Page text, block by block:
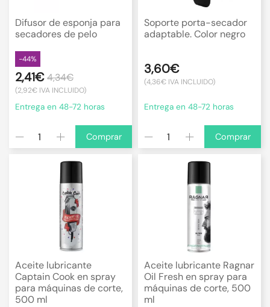
Difusor de esponja para
secadores de pelo
-44%
2,41€4,34€
(2,92€ IVA INCLUIDO)
Entrega en 48-72 horas
Comprar
Soporte porta-secador
adaptable. Color negro
3,60€
(4,36€ IVA INCLUIDO)
Entrega en 48-72 horas
Comprar
Aceite lubricante
Captain Cook en spray
para máquinas de corte,
500 ml
Aceite lubricante Ragnar
Oil Fresh en spray para
máquinas de corte, 500
ml